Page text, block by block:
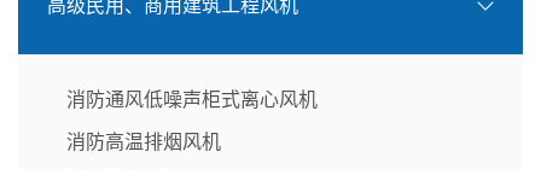
高级民用、商用建筑工程风机
消防通风低噪声柜式离心风机
消防高温排烟风机